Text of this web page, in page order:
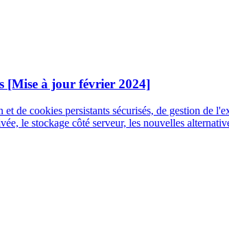
[Mise à jour février 2024]
de cookies persistants sécurisés, de gestion de
le stockage côté serveur, les nouvelles